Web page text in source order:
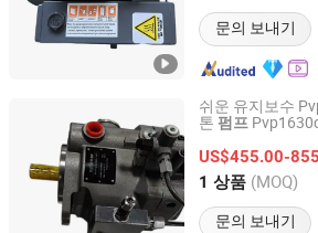
문의 보내기
쉬운 유지보수
톤 펌프
됨
US$455.00-
1 상품 (MOQ)
문의 보내기
Quanzhou Nuoyi Hydraulic
Fujian, China 이후 2024